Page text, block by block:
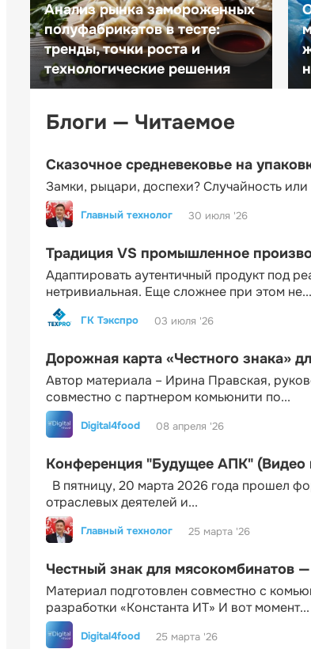
Анализ рынка замороженных
полуфабрикатов в тесте:
тренды, точки роста и
технологические решения
Блоги — Читаемое
Сказочное средневековье на
Замки, рыцари, доспехи? Случайность
Главный технолог 30 июля '26
Традиция VS промышленное
Адаптировать аутентичный продукт под
нетривиальная. Еще сложнее при этом не...
ГК Тэкспро 03 июля '26
Дорожная карта «Честного знака»
Автор материала – Ирина Правская,
совместно с партнером комьюнити по...
Digital4food 08 апреля '26
Конференция "Будущее АПК" (Видео
В пятницу, 20 марта 2026 года прошел
отраслевых деятелей и...
Главный технолог 25 марта '26
Честный знак для мясокомбинатов
Материал подготовлен совместно с
разработки «Константа ИТ» И вот момент...
Digital4food 25 марта '26